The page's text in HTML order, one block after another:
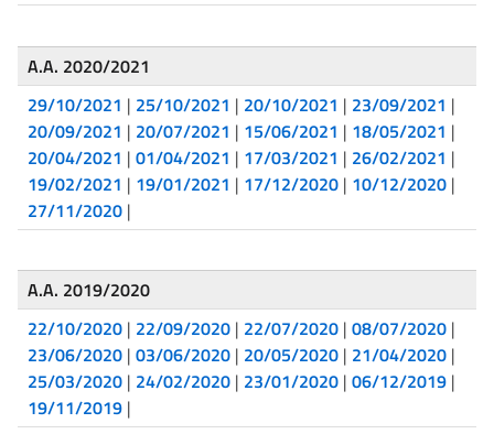
A.A. 2020/2021
29/10/2021 | 25/10/2021 | 20/10/2021 | 23/09/2021 |
20/09/2021 | 20/07/2021 | 15/06/2021 | 18/05/2021 |
20/04/2021 | 01/04/2021 | 17/03/2021 | 26/02/2021 |
19/02/2021 | 19/01/2021 | 17/12/2020 | 10/12/2020 |
27/11/2020 |
A.A. 2019/2020
22/10/2020 | 22/09/2020 | 22/07/2020 | 08/07/2020 |
23/06/2020 | 03/06/2020 | 20/05/2020 | 21/04/2020 |
25/03/2020 | 24/02/2020 | 23/01/2020 | 06/12/2019 |
19/11/2019 |